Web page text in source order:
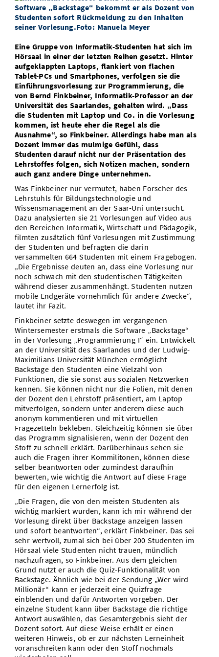
Vom Studium in den Beruf
Study Scheduler
Bibliothek
Open Science/Open Access
Start-ups
IT-Themenabend
Ranking
Preise, Auszeichnungen und Förderungen
SIC Merchandise
SIC Podcast
Anfahrt
Termine, Vorträge und Veranstaltungen
Alumni
Eine Gruppe von Informatik-Studenten hat sich im
Hörsaal in einer der letzten Reihen gesetzt. Hinter
aufgeklappten Laptops, flankiert von flachen
Tablet-PCs und Smartphones, verfolgen sie die
Einführungsvorlesung zur Programmierung, die
von Bernd Finkbeiner, Informatik-Professor an der
Universität des Saarlandes, gehalten wird. „Dass
die Studenten mit Laptop und Co. in die Vorlesung
kommen, ist heute eher die Regel als die
Ausnahme“, so Finkbeiner. Allerdings habe man als
Dozent immer das mulmige Gefühl, dass
Studenten darauf nicht nur der Präsentation des
Lehrstoffes folgen, sich Notizen machen, sondern
auch ganz andere Dinge unternehmen.
Was Finkbeiner nur vermutet, haben Forscher des
Lehrstuhls für Bildungstechnologie und
Wissensmanagement an der Saar-Uni untersucht.
Dazu analysierten sie 21 Vorlesungen auf Video aus
den Bereichen Informatik, Wirtschaft und Pädagogik,
filmten zusätzlich fünf Vorlesungen mit Zustimmung
der Studenten und befragten die darin
versammelten 664 Studenten mit einem Fragebogen.
„Die Ergebnisse deuten an, dass eine Vorlesung nur
noch schwach mit den studentischen Tätigkeiten
während dieser zusammenhängt. Studenten nutzen
mobile Endgeräte vornehmlich für andere Zwecke“,
lautet ihr Fazit.
Finkbeiner setzte deswegen im vergangenen
Wintersemester erstmals die Software „Backstage“
in der Vorlesung „Programmierung I“ ein. Entwickelt
an der Universität des Saarlandes und der Ludwig-
Maximilians-Universität München ermöglicht
Backstage den Studenten eine Vielzahl von
Funktionen, die sie sonst aus sozialen Netzwerken
kennen. Sie können nicht nur die Folien, mit denen
der Dozent den Lehrstoff präsentiert, am Laptop
mitverfolgen, sondern unter anderem diese auch
anonym kommentieren und mit virtuellen
Fragezetteln bekleben. Gleichzeitig können sie über
das Programm signalisieren, wenn der Dozent den
Stoff zu schnell erklärt. Darüberhinaus sehen sie
auch die Fragen ihrer Kommilitonen, können diese
selber beantworten oder zumindest daraufhin
bewerten, wie wichtig die Antwort auf diese Frage
für den eigenen Lernerfolg ist.
„Die Fragen, die von den meisten Studenten als
wichtig markiert wurden, kann ich mir während der
Vorlesung direkt über Backstage anzeigen lassen
und sofort beantworten“, erklärt Finkbeiner. Das sei
sehr wertvoll, zumal sich bei über 200 Studenten im
Hörsaal viele Studenten nicht trauen, mündlich
nachzufragen, so Finkbeiner. Aus dem gleichen
Grund nutzt er auch die Quiz-Funktionalität von
Backstage. Ähnlich wie bei der Sendung „Wer wird
Millionär“ kann er jederzeit eine Quizfrage
einblenden und dafür Antworten vorgeben. Der
einzelne Student kann über Backstage die richtige
Antwort auswählen, das Gesamtergebnis sieht der
Dozent sofort. Auf diese Weise erhält er einen
weiteren Hinweis, ob er zur nächsten Lerneinheit
voranschreiten kann oder den Stoff nochmals